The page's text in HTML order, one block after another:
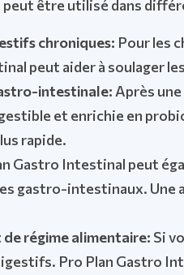
être utilisé dans
chroniques: Pour les
peut aider à soulager
intestinale: Après
et enrichie en
rapide.
Gastro Intestinal peut
gastro-intestinaux. Une
de régime alimentaire: Si
Pro Plan Gastro